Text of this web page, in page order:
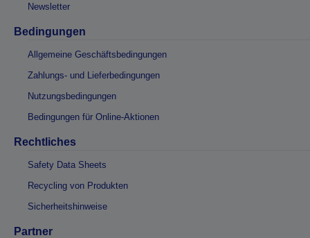
Newsletter
Bedingungen
Allgemeine Geschäftsbedingungen
Zahlungs- und Lieferbedingungen
Nutzungsbedingungen
Bedingungen für Online-Aktionen
Rechtliches
Safety Data Sheets
Recycling von Produkten
Sicherheitshinweise
Partner